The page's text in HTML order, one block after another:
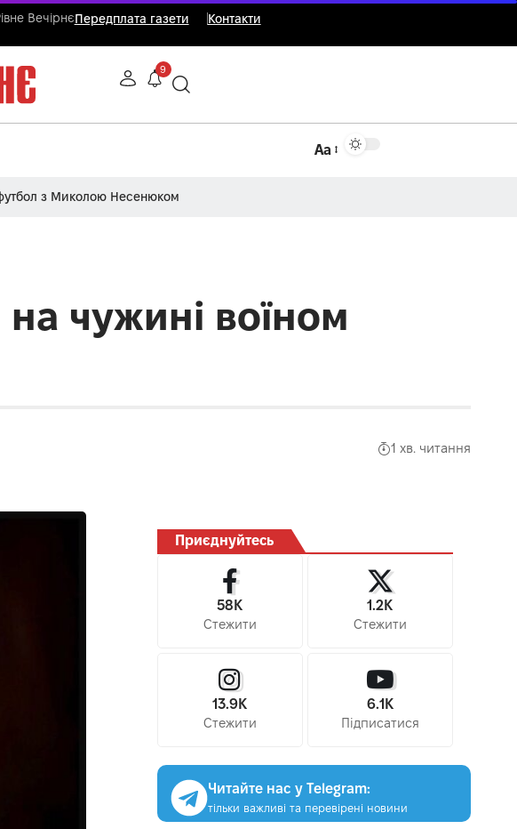
ВечірнєПередплата газети Контакти
9
Аа
з Миколою Несенюком
чужині воїном
1 хв. читання
Приєднуйтесь
58K
Стежити
1.2K
Стежити
13.9K
Стежити
6.1K
Підписатися
Читайте нас у Telegram:
тільки важливі та перевірені новини